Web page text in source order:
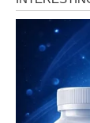
potiskuju.
najveća
stalno